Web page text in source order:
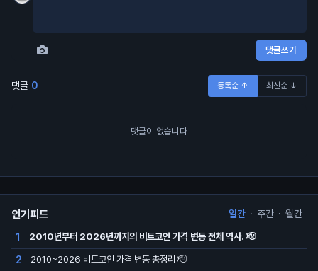
댓글쓰기
댓글 0 등록순 ↑ 최신순 ↓
댓글이 없습니다
인기피드 일간 · 주간 · 월간
1 2010년부터 2026년까지의 비트코인 가격 변동 전체 역사. 🫡
2 2010~2026 비트코인 가격 변동 총정리 🫡